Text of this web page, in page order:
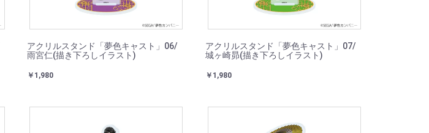
アクリルスタンド「夢色キャスト」06/
雨宮仁(描き下ろしイラスト)
￥1,980
アクリルスタンド「夢色キャスト」07/
城ヶ崎昴(描き下ろしイラスト)
￥1,980